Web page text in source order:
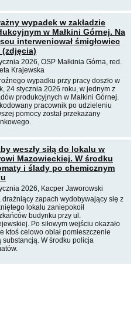
wypadek w zakładzie
w Małkini Górnej. Na
interweniował śmigłowiec
(zdjęcia)
2026, OSP Małkinia Górna, red.
Krajewska
wypadku przy pracy doszło w
24 stycznia 2026 roku, w jednym z
produkcyjnych w Małkini Górnej.
pracownik po udzieleniu
pomocy został przekazany
weszły siłą do lokalu w
Mazowieckiej. W środku
i ślady po chemicznym
2026, Kacper Jaworowski
drażniący zapach wydobywający się z
lokalu zaniepokoił
budynku przy ul.
Po siłowym wejściu okazało
ktoś celowo oblał pomieszczenie
substancją. W środku policja